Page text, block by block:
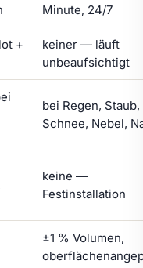
Minute, 24/7
+
keiner — läuft
unbeaufsichtigt
bei Regen, Staub,
Schnee, Nebel,
keine —
Festinstallation
±1 % Volumen,